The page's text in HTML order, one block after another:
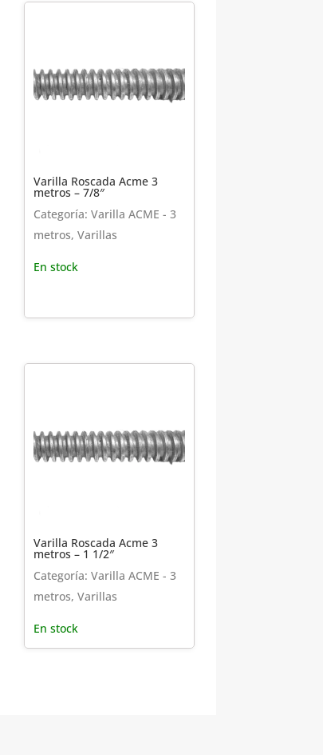
Varilla Roscada Acme 3
metros – 7/8″
Categoría: Varilla ACME - 3
metros, Varillas
En stock
Varilla Roscada Acme 3
metros – 1 1/2″
Categoría: Varilla ACME - 3
metros, Varillas
En stock